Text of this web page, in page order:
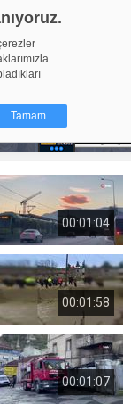
Tamam
küçük
İzniniz şu
hale
bir
Türü
yıl
00:01:04
00:01:58
00:01:07